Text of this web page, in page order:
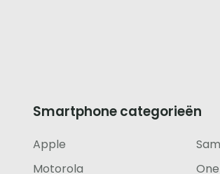
iedere
telefoon
footer
Smartphone categorieën
Apple
Motorola